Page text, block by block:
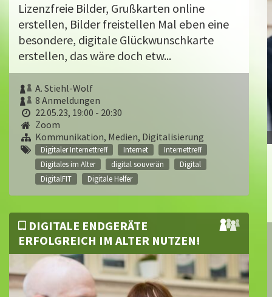
Lizenzfreie Bilder, Grußkarten online
erstellen, Bilder freistellen Mal eben eine
besondere, digitale Glückwunschkarte
erstellen, das wäre doch etw...
A. Stiehl-Wolf
8 Anmeldungen
22.05.23, 19:00 - 20:30
Zoom
Kommunikation, Medien, Digitalisierung
Digitaler Internettreff Internet
Internettreff
Digitales im Alter
digital souverän
Digital
DigitalFIT
Digitale Helfer
DIGITALE ENDGERÄTE
ERFOLGREICH IM ALTER NUTZEN!